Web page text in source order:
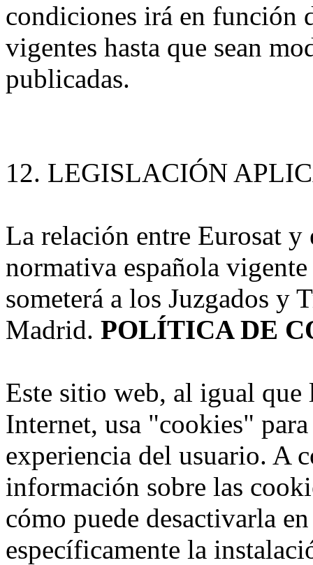
condiciones irá en función
vigentes hasta que sean
publicadas.
12. LEGISLACIÓN
La relación entre Eurosat
normativa española
someterá a los Juzgados y
Madrid. POLÍTICA DE
Este sitio web, al igual
Internet, usa "cookies"
experiencia del usuario. A
información sobre las
cómo puede desactivarla
específicamente la